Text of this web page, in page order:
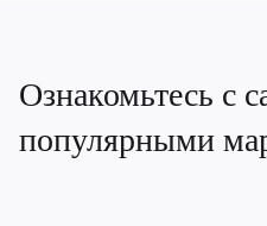
Ознакомьтесь с
популярными